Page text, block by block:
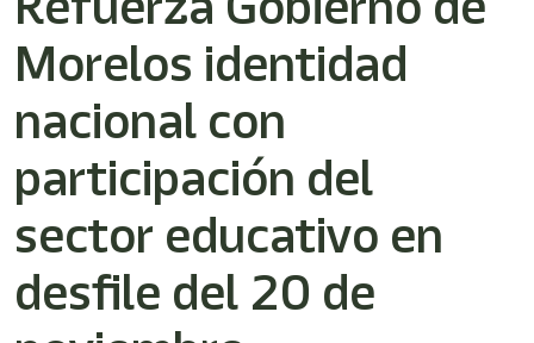
Este
acceso
directo
lector
de
pantalla
ayudarle
navegar
Morelos identidad
nacional con
participación del
sector educativo en
desfile del 20 de